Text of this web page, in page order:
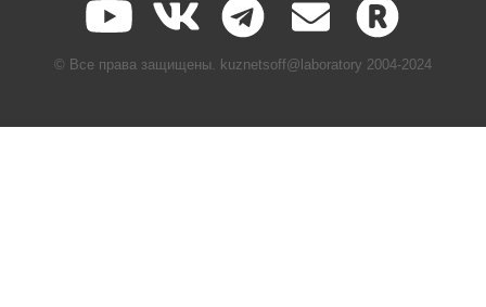
© Все права защищены. kuznetsoff@laboratory 2004-2024